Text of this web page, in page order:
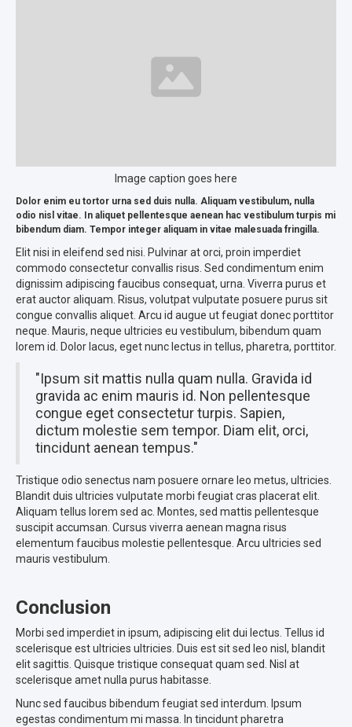
Image caption goes here
Dolor enim eu tortor urna sed duis nulla. Aliquam vestibulum, nulla
odio nisl vitae. In aliquet pellentesque aenean hac vestibulum turpis mi
bibendum diam. Tempor integer aliquam in vitae malesuada fringilla.
Elit nisi in eleifend sed nisi. Pulvinar at orci, proin imperdiet
commodo consectetur convallis risus. Sed condimentum enim
dignissim adipiscing faucibus consequat, urna. Viverra purus et
erat auctor aliquam. Risus, volutpat vulputate posuere purus sit
congue convallis aliquet. Arcu id augue ut feugiat donec porttitor
neque. Mauris, neque ultricies eu vestibulum, bibendum quam
lorem id. Dolor lacus, eget nunc lectus in tellus, pharetra, porttitor.
"Ipsum sit mattis nulla quam nulla. Gravida id
gravida ac enim mauris id. Non pellentesque
congue eget consectetur turpis. Sapien,
dictum molestie sem tempor. Diam elit, orci,
tincidunt aenean tempus."
Tristique odio senectus nam posuere ornare leo metus, ultricies.
Blandit duis ultricies vulputate morbi feugiat cras placerat elit.
Aliquam tellus lorem sed ac. Montes, sed mattis pellentesque
suscipit accumsan. Cursus viverra aenean magna risus
elementum faucibus molestie pellentesque. Arcu ultricies sed
mauris vestibulum.
Conclusion
Morbi sed imperdiet in ipsum, adipiscing elit dui lectus. Tellus id
scelerisque est ultricies ultricies. Duis est sit sed leo nisl, blandit
elit sagittis. Quisque tristique consequat quam sed. Nisl at
scelerisque amet nulla purus habitasse.
Nunc sed faucibus bibendum feugiat sed interdum. Ipsum
egestas condimentum mi massa. In tincidunt pharetra